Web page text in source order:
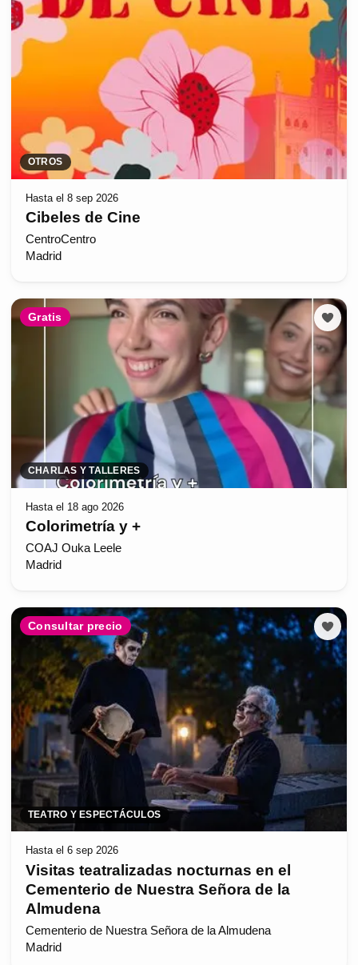
OTROS
Hasta el 8 sep 2026
Cibeles de Cine
CentroCentro
Madrid
Gratis
CHARLAS Y TALLERES
Hasta el 18 ago 2026
Colorimetría y +
COAJ Ouka Leele
Madrid
Consultar precio
TEATRO Y ESPECTÁCULOS
Hasta el 6 sep 2026
Visitas teatralizadas nocturnas en el
Cementerio de Nuestra Señora de la
Almudena
Cementerio de Nuestra Señora de la Almudena
Madrid